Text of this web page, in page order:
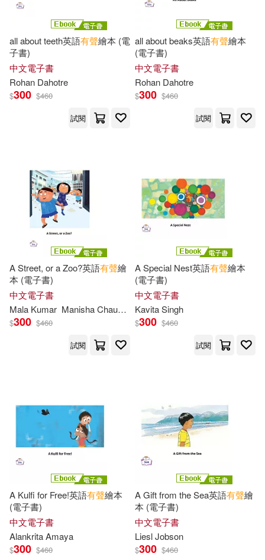
Kelly(33)
Sylvan/ Bedau(33)
大風文創編輯部(33)
科學少年編輯部(33)
維吉爾．希利爾(33)
鄭振鐸(33)
David(32)
Dorothy M./ Aaron(32)
Greene(32) Linda(32)
Regi(32) Wetzel(32)
元氣日語編輯小組(32)
吳慶芳（主編）(32)
唐文辭書編委會(32)
不求人文化(139)
西南師範大學出版社(139)
上海科學技術文獻出版社(138)
中山大學出版社(138)
全華圖書(137)
湖南少年兒童出版社(135)
華中科技大學出版社(135)
安徽美術出版社(134)
江蘇教育出版社(134)
知識出版社(132)
開明出版社(132)
河北少年兒童出版社(131)
華夏出版社(131)
all about teeth英語有聲繪本 (電
子書)
中文電子書
Rohan Dahotre
$300 $460
試閱
all about beaks英語有聲繪本
(電子書)
中文電子書
Rohan Dahotre
$300 $460
試閱
A Street, or a Zoo?英語有聲繪
本 (電子書)
中文電子書
Mala Kumar Manisha Chaudhry
$300 $460
試閱
A Special Nest英語有聲繪本
(電子書)
中文電子書
Kavita Singh
$300 $460
試閱
A Kulfi for Free!英語有聲繪本
(電子書)
中文電子書
Alankrita Amaya
$300 $460
A Gift from the Sea英語有聲繪
本 (電子書)
中文電子書
Liesl Jobson
$300 $460